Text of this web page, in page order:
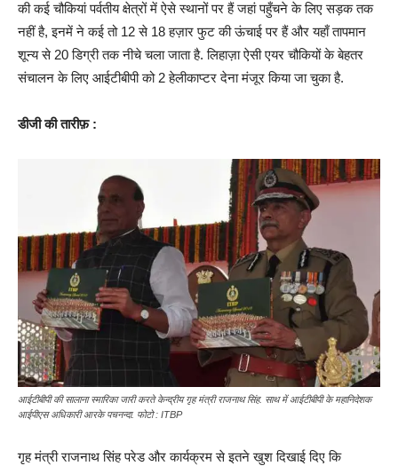
की कई चौकियां पर्वतीय क्षेत्रों में ऐसे स्थानों पर हैं जहां पहुँचने के लिए सड़क तक
नहीं है, इनमें ने कई तो 12 से 18 हज़ार फुट की ऊंचाई पर हैं और यहाँ तापमान
शून्य से 20 डिग्री तक नीचे चला जाता है. लिहाज़ा ऐसी एयर चौकियों के बेहतर
संचालन के लिए आईटीबीपी को 2 हेलीकाप्टर देना मंजूर किया जा चुका है.
डीजी की तारीफ़ :
आईटीबीपी की सालाना स्मारिका जारी करते केन्द्रीय गृह मंत्री राजनाथ सिंह. साथ में आईटीबीपी के महानिदेशक
आईपीएस अधिकारी आरके पचनन्दा. फोटो : ITBP
गृह मंत्री राजनाथ सिंह परेड और कार्यक्रम से इतने खुश दिखाई दिए कि